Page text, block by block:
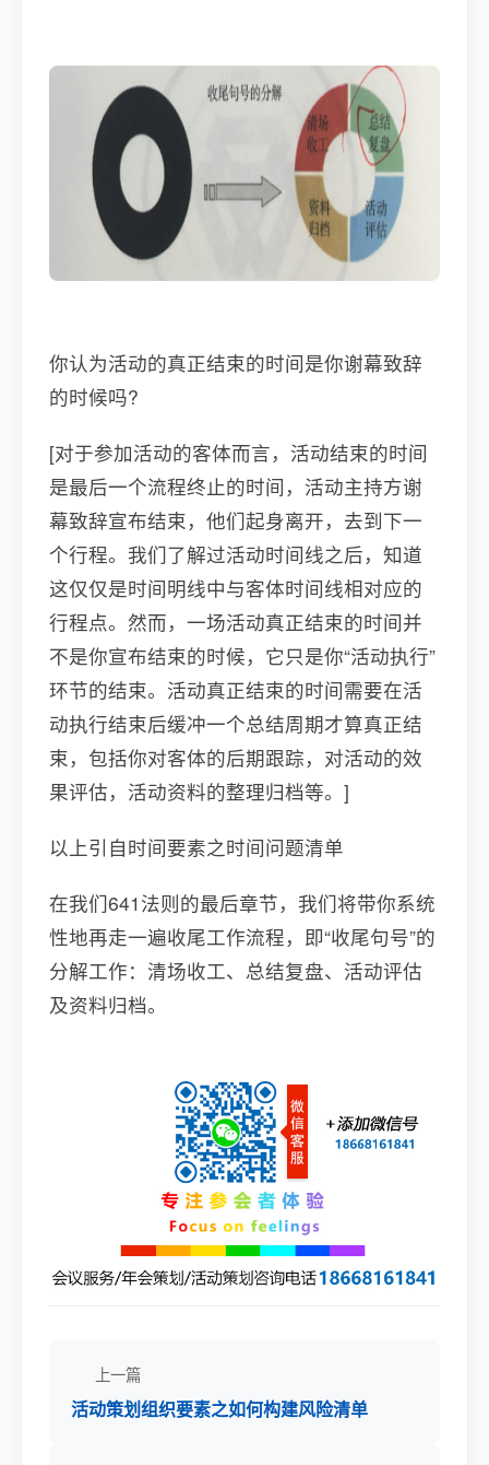
你认为活动的真正结束的时间是你谢幕致辞
的时候吗?
[对于参加活动的客体而言，活动结束的时间
是最后一个流程终止的时间，活动主持方谢
幕致辞宣布结束，他们起身离开，去到下一
个行程。我们了解过活动时间线之后，知道
这仅仅是时间明线中与客体时间线相对应的
行程点。然而，一场活动真正结束的时间并
不是你宣布结束的时候，它只是你“活动执行”
环节的结束。活动真正结束的时间需要在活
动执行结束后缓冲一个总结周期才算真正结
束，包括你对客体的后期跟踪，对活动的效
果评估，活动资料的整理归档等。]
以上引自时间要素之时间问题清单
在我们641法则的最后章节，我们将带你系统
性地再走一遍收尾工作流程，即“收尾句号”的
分解工作：清场收工、总结复盘、活动评估
及资料归档。
上一篇
活动策划组织要素之如何构建风险清单